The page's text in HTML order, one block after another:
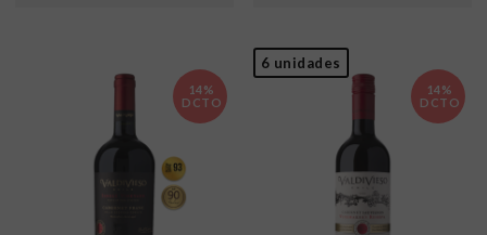
14%
DCTO
6 unidades
14%
DCTO